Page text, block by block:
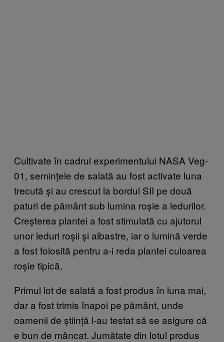
Cultivate în cadrul experimentului NASA Veg-
01, semințele de salată au fost activate luna
trecută și au crescut la bordul SII pe două
paturi de pământ sub lumina roșie a ledurilor.
Creșterea plantei a fost stimulată cu ajutorul
unor leduri roșii și albastre, iar o lumină verde
a fost folosită pentru a-i reda plantei culoarea
roșie tipică.
Primul lot de salată a fost produs în luna mai,
dar a fost trimis înapoi pe pământ, unde
oamenii de știință l-au testat să se asigure că
e bun de mâncat. Jumătate din lotul produs